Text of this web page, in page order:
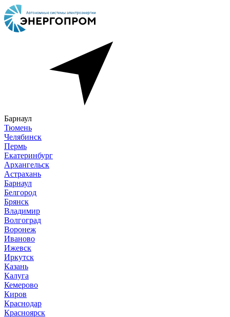
Барнаул
Тюмень
Челябинск
Пермь
Екатеринбург
Архангельск
Астрахань
Барнаул
Белгород
Брянск
Владимир
Волгоград
Воронеж
Иваново
Ижевск
Иркутск
Казань
Калуга
Кемерово
Киров
Краснодар
Красноярск